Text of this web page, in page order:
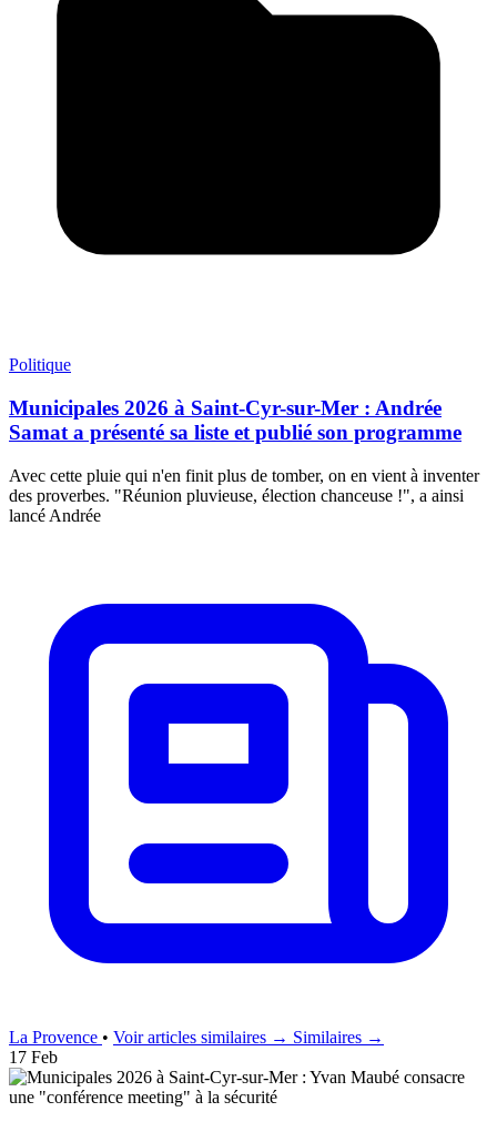
Politique
Municipales 2026 à Saint-Cyr-sur-Mer : Andrée
Samat a présenté sa liste et publié son programme
Avec cette pluie qui n'en finit plus de tomber, on en vient à inventer
des proverbes. "Réunion pluvieuse, élection chanceuse !", a ainsi
lancé Andrée
La Provence • Voir articles similaires → Similaires →
17 Feb